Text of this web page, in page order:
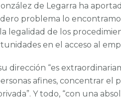
de Legarra ha
problema lo
legalidad de los
en el acceso al
dirección “es
afines, concentrar
Y todo, “con una